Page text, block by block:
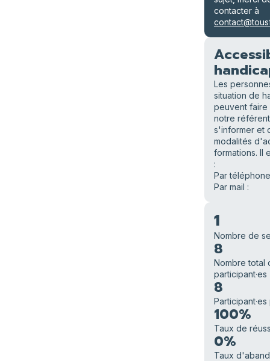
contacter à
Les
situation de
peuvent faire
notre
s'informer et
modalités
formations. Il
:
Par
Par mail :
1
Nombre de
8
Nombre total
participant·es
8
100%
Taux de
0%
Taux